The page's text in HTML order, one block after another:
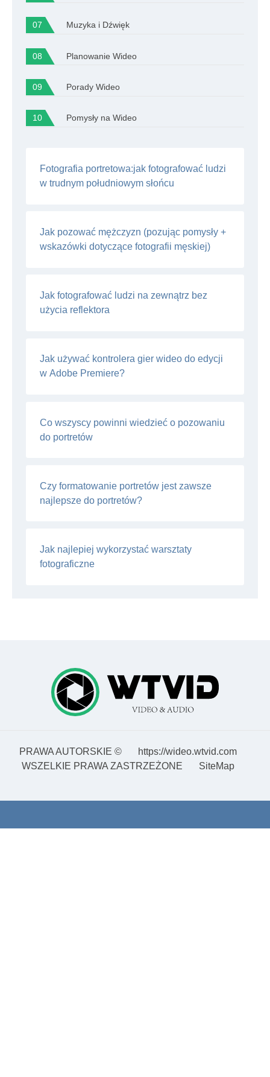
Muzyka i Dźwięk
Planowanie Wideo
Porady Wideo
Pomysły na Wideo
Fotografia portretowa:jak fotografować ludzi
w trudnym południowym słońcu
Jak pozować mężczyzn (pozując pomysły +
wskazówki dotyczące fotografii męskiej)
Jak fotografować ludzi na zewnątrz bez
użycia reflektora
Jak używać kontrolera gier wideo do edycji
w Adobe Premiere?
Co wszyscy powinni wiedzieć o pozowaniu
do portretów
Czy formatowanie portretów jest zawsze
najlepsze do portretów?
Jak najlepiej wykorzystać warsztaty
fotograficzne
PRAWA AUTORSKIE ©
https://wideo.wtvid.com
WSZELKIE PRAWA ZASTRZEŻONE
SiteMap